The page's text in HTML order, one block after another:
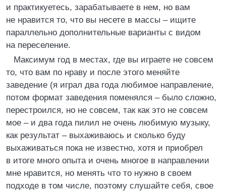
и практикуетесь, зарабатываете в нем, но вам
не нравится то, что вы несете в массы – ищите
параллельно дополнительные варианты с видом
на переселение.
Максимум год в местах, где вы играете не совсем
то, что вам по нраву и после этого меняйте
заведение (я играл два года любимое направление,
потом формат заведения поменялся – было сложно,
перестроился, но не совсем, так как это не совсем
мое – и два года пилил не очень любимую музыку,
как результат – выхаживаюсь и сколько буду
выхаживаться пока не известно, хотя и приобрел
в итоге много опыта и очень многое в направлении
мне нравится, но менять что то нужно в своем
подходе в том числе, поэтому слушайте себя, свое